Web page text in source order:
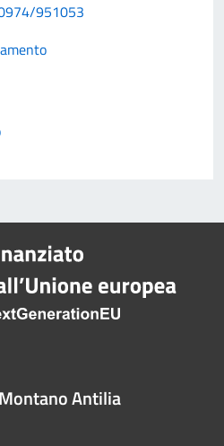
951053
Antilia